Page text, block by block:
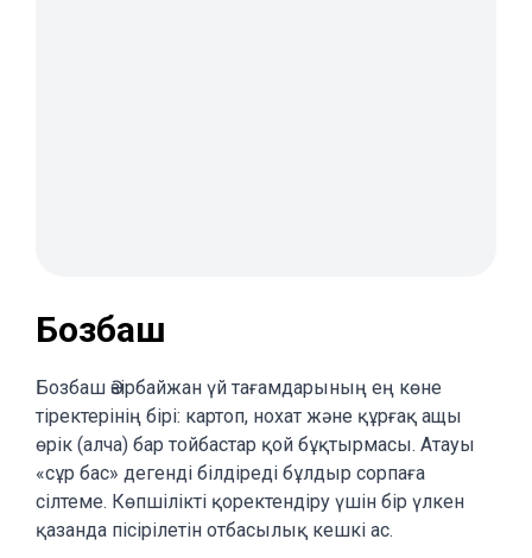
Бозбаш
Бозбаш Әзірбайжан үй тағамдарының ең көне
тіректерінің бірі: картоп, нохат және құрғақ ащы
өрік (алча) бар тойбастар қой бұқтырмасы. Атауы
«сұр бас» дегенді білдіреді бұлдыр сорпаға
сілтеме. Көпшілікті қоректендіру үшін бір үлкен
қазанда пісірілетін отбасылық кешкі ас.